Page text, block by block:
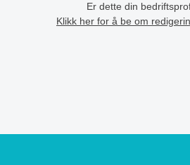
Er dette din
Klikk her for å be om